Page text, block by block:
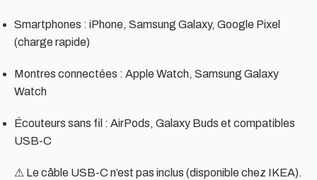
Smartphones : iPhone, Samsung Galaxy, Google Pixel
(charge rapide)
Montres connectées : Apple Watch, Samsung Galaxy
Watch
Écouteurs sans fil : AirPods, Galaxy Buds et compatibles
USB-C
⚠ Le câble USB-C n’est pas inclus (disponible chez IKEA).